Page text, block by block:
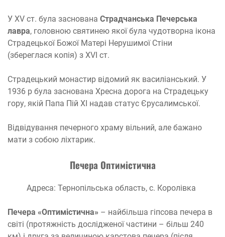
У XV ст. була заснована Страдчанська Печерська
лавра, головною святинею якої була чудотворна ікона
Страдецької Божої Матері Нерушимої Стіни
(збереглася копія) з XVI ст.
Страдецький монастир відомий як василіанський. У
1936 р була заснована Хресна дорога на Страдецьку
гору, якій Папа Пій XI надав статус Єрусалимської.
Відвідування печерного храму вільний, але бажано
мати з собою ліхтарик.
Печера Оптимістична
Адреса: Тернопільська область, с. Королівка
Печера «Оптимістична» – найбільша гіпсова печера в
світі (протяжність дослідженої частини – більш 240